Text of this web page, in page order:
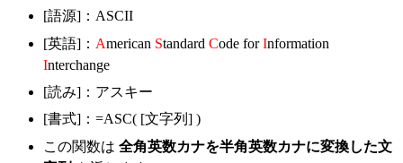
[語源]：ASCII
[英語]： American Standard Code forInformation
Interchange
[読み]：アスキー
[書式]：=ASC( [文字列] )
この関数は 全角英数カナを半角英数カナに変換した文